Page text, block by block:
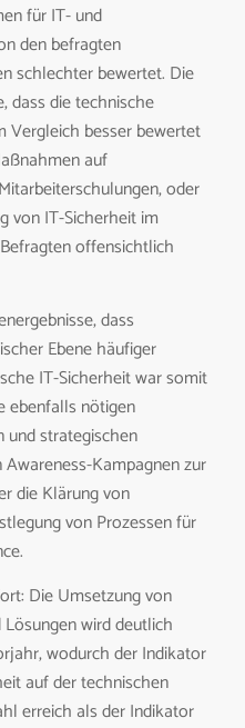
für IT- und
den befragten
schlechter bewertet. Die
dass die technische
Vergleich besser bewertet
auf
oder
von IT-Sicherheit im
offensichtlich
dass
Ebene häufiger
IT-Sicherheit war somit
ebenfalls nötigen
strategischen
Kampagnen zur
die Klärung von
von Prozessen für
Die Umsetzung von
wird deutlich
wodurch der Indikator
auf der technischen
erreich als der Indikator